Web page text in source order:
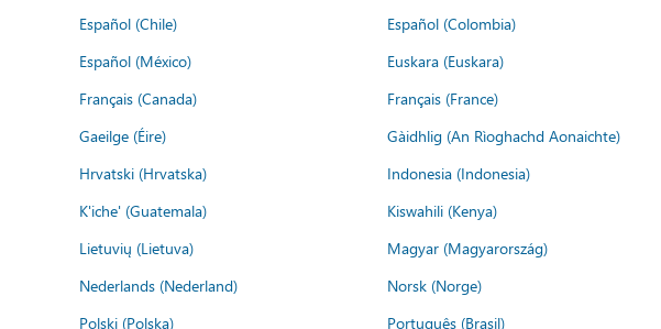
Español (Chile)
Español (Colombia)
Español (México)
Euskara (Euskara)
Français (Canada)
Français (France)
Gaeilge (Éire)
Gàidhlig (An Rìoghachd Aonaichte)
Hrvatski (Hrvatska)
Indonesia (Indonesia)
K'iche' (Guatemala)
Kiswahili (Kenya)
Lietuvių (Lietuva)
Magyar (Magyarország)
Nederlands (Nederland)
Norsk (Norge)
Polski (Polska)
Português (Brasil)